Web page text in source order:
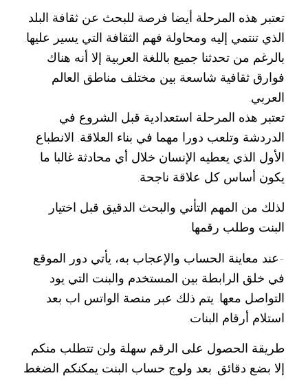
تعتبر هذه المرحلة أيضا فرصة للبحث عن ثقافة البلد
الذي تنتمي إليه ومحاولة فهم الثقافة التي يسير عليها.
بالرغم من تحدثنا جميع باللغة العربية إلا أنه هناك
فوارق ثقافية شاسعة بين مختلف مناطق العالم
العربي.
تعتبر هذه المرحلة استعدادية قبل الشروع في
الدردشة وتلعب دورا مهما في بناء العلاقة. الانطباع
الأول الذي يعطيه الإنسان خلال أي محادثة غالبا ما
يكون أساس كل علاقة ناجحة.
لذلك من المهم التأني والبحث الدقيق قبل اختيار
البنت وطلب رقمها.
-عند معاينة الحساب والإعجاب به، يأتي دور الموقع
في خلق الرابطة بين المستخدم والبنت التي يود
التواصل معها. يتم ذلك عبر منصة الواتس اب بعد
استلام أرقام البنات.
طريقة الحصول على الرقم سهلة ولن تتطلب منكم
إلا بضع دقائق. بعد ولوج حساب البنت يمكنكم الضغط